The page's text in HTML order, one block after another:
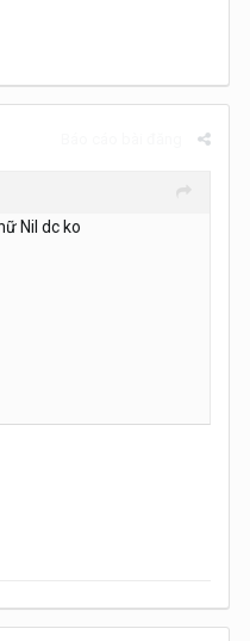
Nil dc ko